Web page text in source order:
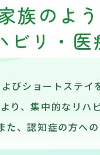
族のよ
ビリ・医
びショートステ
り、集中的なリハ
た、認知症の方へ